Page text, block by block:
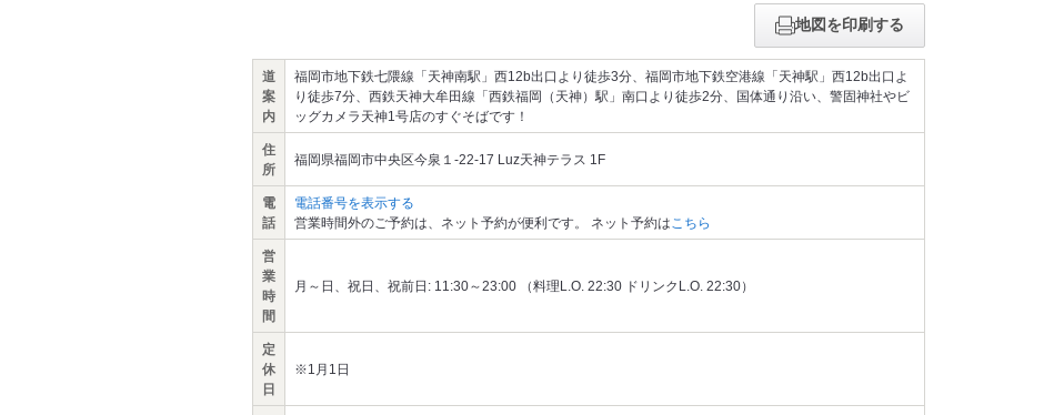
地図を印刷する
道
案
内
福岡市地下鉄七隈線「天神南駅」西12b出口より徒歩3分、福岡市地下鉄空港線「天神駅」西12b出口よ
り徒歩7分、西鉄天神大牟田線「西鉄福岡（天神）駅」南口より徒歩2分、国体通り沿い、警固神社やビ
ッグカメラ天神1号店のすぐそばです！
住
所
福岡県福岡市中央区今泉１-22-17 Luz天神テラス 1F
電
話
電話番号を表示する
営業時間外のご予約は、ネット予約が便利です。 ネット予約はこちら
営
業
時
間
月～日、祝日、祝前日: 11:30～23:00 （料理L.O. 22:30 ドリンクL.O. 22:30）
定
休
日
※1月1日